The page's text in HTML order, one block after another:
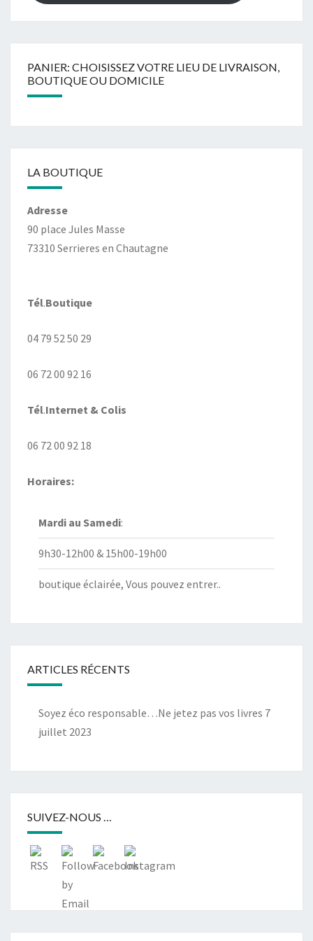
PANIER: CHOISISSEZ VOTRE LIEU DE LIVRAISON,
BOUTIQUE OU DOMICILE
LA BOUTIQUE
Adresse
90 place Jules Masse
73310 Serrieres en Chautagne
Tél.Boutique
04 79 52 50 29
06 72 00 92 16
Tél.Internet & Colis
06 72 00 92 18
Horaires:
Mardi au Samedi:
9h30-12h00 & 15h00-19h00
boutique éclairée, Vous pouvez entrer..
ARTICLES RÉCENTS
Soyez éco responsable…Ne jetez pas vos livres 7
juillet 2023
SUIVEZ-NOUS …